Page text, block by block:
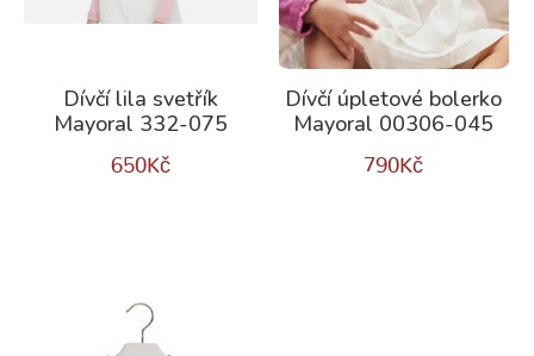
Dívčí lila svetřík
Mayoral 332-075
650Kč
Dívčí úpletové bolerko
Mayoral 00306-045
790Kč